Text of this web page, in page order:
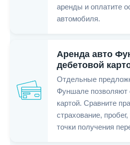
аренды и оплатите
автомобиля.
Аренда авто
дебетовой
Отдельные
Фуншале позволяют
картой. Сравните
страхование,
точки получения